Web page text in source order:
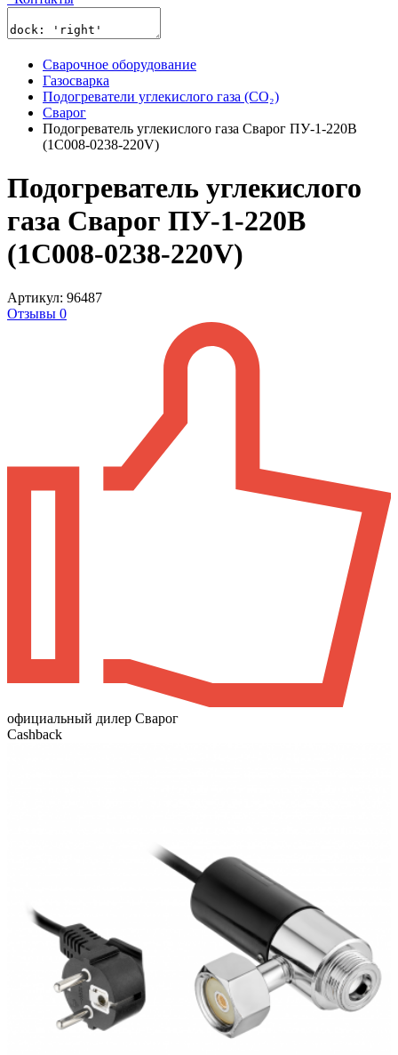
Сварочное оборудование
Газосварка
Подогреватели углекислого газа (CO₂)
Сварог
Подогреватель углекислого газа Сварог ПУ-1-220В
(1C008-0238-220V)
Подогреватель углекислого
газа Сварог ПУ-1-220В
(1C008-0238-220V)
Артикул: 96487
Отзывы 0
официальный дилер Сварог
Cashback